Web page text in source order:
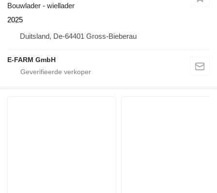
Bouwlader - wiellader
2025
Duitsland, De-64401 Gross-Bieberau
E-FARM GmbH